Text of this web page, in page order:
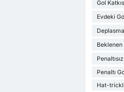
Gol
Evdeki
Beklenen
Penaltı
Hat-